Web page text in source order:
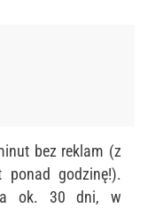
bez reklam (z
ponad godzinę!).
ok. 30 dni, w